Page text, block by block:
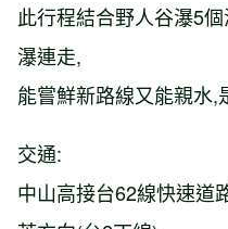
此行程結合野人谷瀑5
瀑連走,
能嘗鮮新路線又能親水,
交通:
中山高接台62線快速道